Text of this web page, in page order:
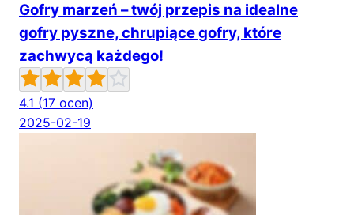
Gofry marzeń – twój przepis na idealne
gofry pyszne, chrupiące gofry, które
zachwycą każdego!
4.1 (17 ocen)
2025-02-19